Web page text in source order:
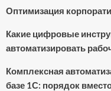
Оптимизация
Какие цифровые
автоматизировать
Комплексная
базе 1С: порядок